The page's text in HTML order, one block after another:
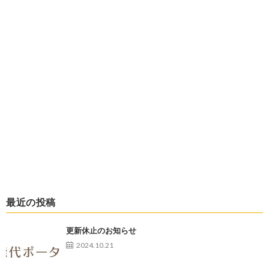
最近の投稿
更新休止のお知らせ
2024.10.21